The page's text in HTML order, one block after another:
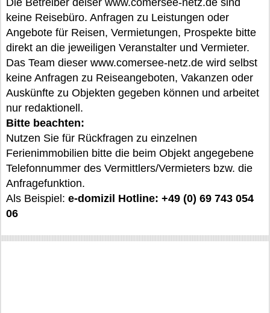
Die Betreiber deiser www.comersee-netz.de sind
keine Reisebüro. Anfragen zu Leistungen oder
Angebote für Reisen, Vermietungen, Prospekte bitte
direkt an die jeweiligen Veranstalter und Vermieter.
Das Team dieser www.comersee-netz.de wird selbst
keine Anfragen zu Reiseangeboten, Vakanzen oder
Auskünfte zu Objekten gegeben können und arbeitet
nur redaktionell.
Bitte beachten:
Nutzen Sie für Rückfragen zu einzelnen
Ferienimmobilien bitte die beim Objekt angegebene
Telefonnummer des Vermittlers/Vermieters bzw. die
Anfragefunktion.
Als Beispiel: e-domizil Hotline: +49 (0) 69 743 054
06